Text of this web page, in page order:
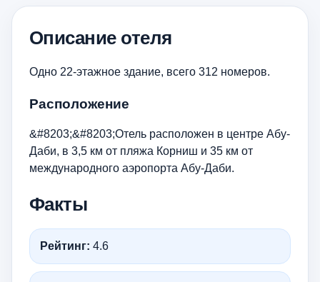
Описание отеля
Одно 22-этажное здание, всего 312 номеров.
Расположение
&#8203;&#8203;Отель расположен в центре Абу-
Даби, в 3,5 км от пляжа Корниш и 35 км от
международного аэропорта Абу-Даби.
Факты
Рейтинг: 4.6